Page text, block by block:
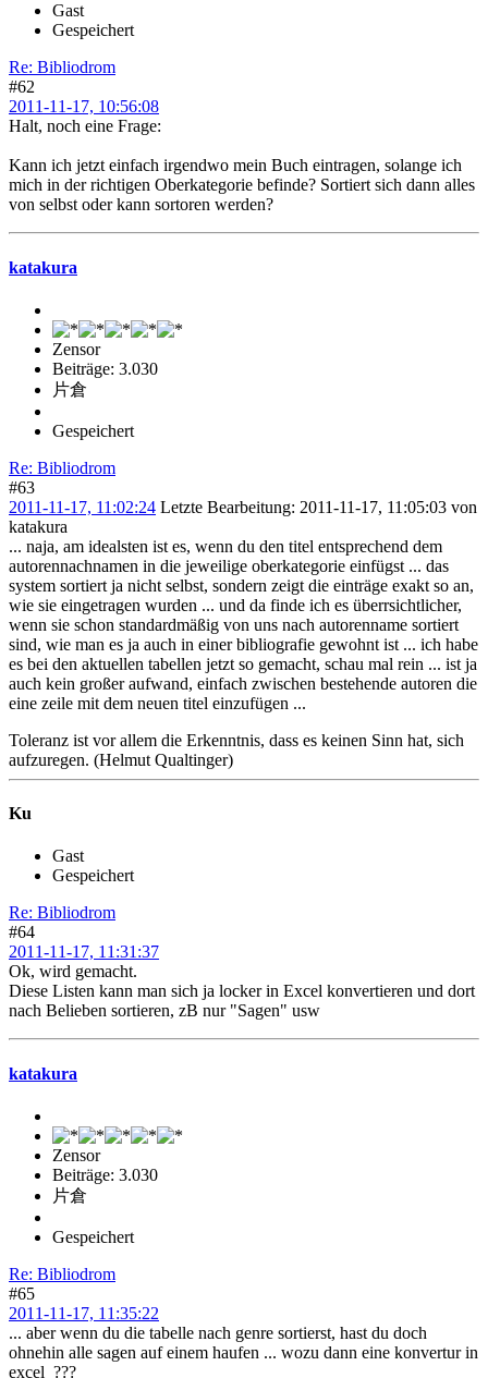
Gast
Gespeichert
Re: Bibliodrom
#62
2011-11-17, 10:56:08
Halt, noch eine Frage:
Kann ich jetzt einfach irgendwo mein Buch eintragen, solange ich
mich in der richtigen Oberkategorie befinde? Sortiert sich dann alles
von selbst oder kann sortoren werden?
katakura
Zensor
Beiträge: 3.030
片倉
Gespeichert
Re: Bibliodrom
#63
2011-11-17, 11:02:24 Letzte Bearbeitung: 2011-11-17, 11:05:03 von
katakura
... naja, am idealsten ist es, wenn du den titel entsprechend dem
autorennachnamen in die jeweilige oberkategorie einfügst ... das
system sortiert ja nicht selbst, sondern zeigt die einträge exakt so an,
wie sie eingetragen wurden ... und da finde ich es überrsichtlicher,
wenn sie schon standardmäßig von uns nach autorenname sortiert
sind, wie man es ja auch in einer bibliografie gewohnt ist ... ich habe
es bei den aktuellen tabellen jetzt so gemacht, schau mal rein ... ist ja
auch kein großer aufwand, einfach zwischen bestehende autoren die
eine zeile mit dem neuen titel einzufügen ...
Toleranz ist vor allem die Erkenntnis, dass es keinen Sinn hat, sich
aufzuregen. (Helmut Qualtinger)
Ku
Gast
Gespeichert
Re: Bibliodrom
#64
2011-11-17, 11:31:37
Ok, wird gemacht.
Diese Listen kann man sich ja locker in Excel konvertieren und dort
nach Belieben sortieren, zB nur "Sagen" usw
katakura
Zensor
Beiträge: 3.030
片倉
Gespeichert
Re: Bibliodrom
#65
2011-11-17, 11:35:22
... aber wenn du die tabelle nach genre sortierst, hast du doch
ohnehin alle sagen auf einem haufen ... wozu dann eine konvertur in
excel ???